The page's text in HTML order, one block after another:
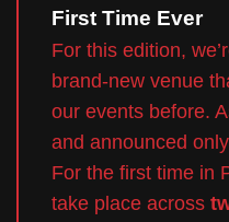
First Time Ever
For this edition,
brand-new venue
our events before.
and announced
For the first time in
take place across